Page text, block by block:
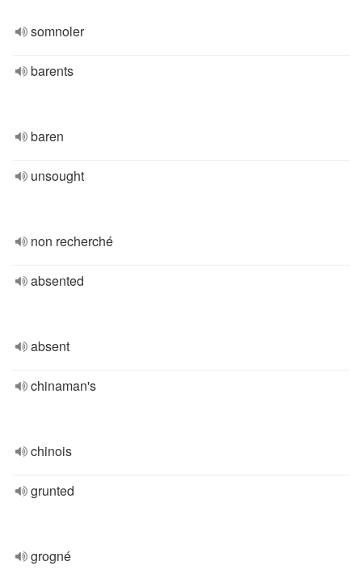
somnoler
barents
baren
unsought
non recherché
absented
absent
chinaman's
chinois
grunted
grogné